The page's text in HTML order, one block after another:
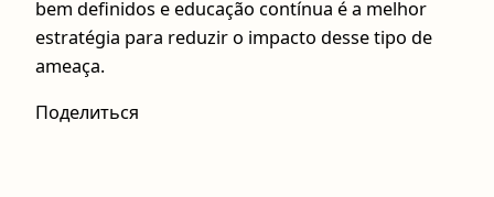
bem definidos e educação contínua é a melhor
estratégia para reduzir o impacto desse tipo de
ameaça.
Поделиться